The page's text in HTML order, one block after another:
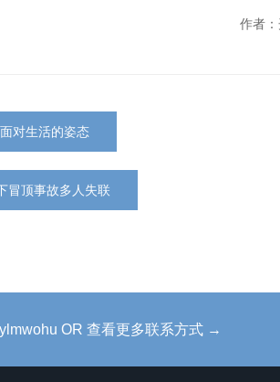
作者
对生活的姿态
冒顶事故多人失联
OR 查看更多联系方式 →